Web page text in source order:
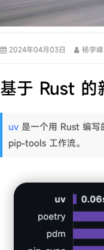
2024年04月03日 杨学峰
基于 Rust
uv 是一个用 Rust 编
pip-tools 工作流。